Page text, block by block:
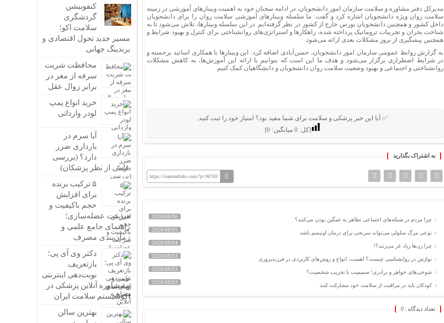
مدیرکل دفتر مشاوره و سلامت سازمان امور دانشجویان، در ادامه سخنان خود به اهمیت وبینارهای آموزشی در زمینه
سلامت روان ویژه دانشجویان اشاره کرد و گفت: ما سلسله وبینارهای آموزشی سلامت روان را برای دانشجویان
داخل کشور و همچنین دانشجویان بورس خارج از کشور در نظر گرفته‌ایم. در این سلسله وبینارها، تلاش می‌شود تا به
شناخت بحران و تجربیات تروماتیک پرداخته شده، راهکارها و استراتژی‌های روانشناختی برای کنترل و بهبود شرایط و
همچنین پیشگیری از بروز مشکلات بعدی ارائه می‌شود.
به گزارش روابط عمومی سازمان امور دانشجویان، حسن‌آبادی اضافه کرد: این وبینارها با همکاری اساتید برجسته و
در شرایط اضطراری برگزار می‌شود و هدف ما این است که بتوانیم با ارائه این آموزش‌ها، به کاهش مشکلات
روانشناختی و اجتماعی و بهبود وضعیت سلامت روان دانشجویان و دانشگاهیان کمک کنیم.
✅ آیا این خبر پزشکی و سلامت برای شما مفید بود؟ امتیاز خود را ثبت کنید.
[کل: 0 میانگین: 0
]
به اشتراک بگذارید
https://iranmedlabs.com/?p=96769
چرا مردم در شبکه‌های اجتماعی تظاهر به غمگین بودن می‌کنند؟ 2026/08/06
نوعی مرگ سلولی می‌تواند سرنخی برای درمان اوتیسم باشد 2026/08/05
چرا زن‌ها زیاد غر می‌زنند؟! 2026/08/04
نوازش در روانشناسی چیست؟ اهمیت، انواع و روش‌های کاربردی در فرزندپروری 2026/08/03
شوخی‌های خواهر و برادری؛ صمیمیت یا تخریب شخصیت؟ 2026/08/03
کودکان باید در مراقبت از سلامت خود مشارکت کنند 2026/08/03
تعداد دیدگاه : 0
کنفوبیشن
گردشگری
سلامت اکو؛
مسیر جدید تحول اقتصادی و
برندینگ جهانی
محافظت شربت
سرفه از مغز در
برابر زوال عقل
خرید انواع پمپ
لودر وارداتی
آیا سرم در
بارداری ضرر
دارد؟ (بررسی
علمی از نظر پزشکان)
۵ ترکیب برنده
برای افزایش
حجم باکیفیت و
سرعت عضله‌سازی؛
راهنمای جامع علمی و
زمان‌بندی مصرف
دکتر وی آی پی؛
بازتعریف
نوبت‌دهی اینترنتی
و مشاوره آنلاین پزشکی در
اکوسیستم سلامت ایران
بهترین سالن